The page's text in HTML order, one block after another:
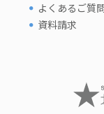
よくあるご質
資料請求